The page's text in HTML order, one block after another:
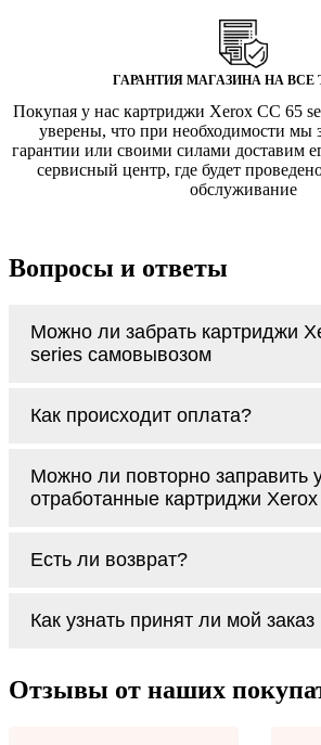
ГАРАНТИЯ МАГАЗИНА НА ВСЕ
Покупая у нас картриджи Xerox CC 65
уверены, что при необходимости мы
гарантии или своими силами доставим
сервисный центр, где будет
обслуживание
Вопросы и ответы
Можно ли забрать картриджи
series самовывозом
доставим заказ и сделаем это
Мы гарантируем цельность
доставляем Вам картриджи
series
Как происходит оплата?
series наличными курьеру при
заказа.
Можно ли повторно заправить
отработанные картриджи
процесс проще, в случае с
В любом случае вы можете
картриджи Xerox CC 65 series.
моделей принтеров.
Есть ли возврат?
какой-то причине вам не
Как узнать принят ли мой
Xerox CC 65 series на
электронную почту придёт
Отзывы от наших